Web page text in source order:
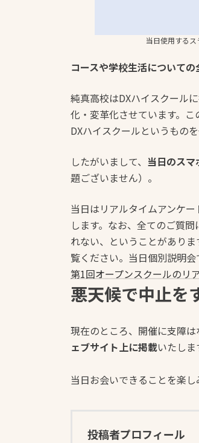
当日使用するス
コースや学校生活について
純真高校はDXハイスクール
化・変革化させています。こ
DXハイスクールというもの
したがいまして、 当日のス
題ございません）。
当日はリアルタイムアンケ
します。なお、全てのご質
れない、ということがあり
覧ください。当日個別説明会
第1回オープンスクールのリ
悪天候で中止を
現在のところ、開催に支障
ェブサイト上に掲載いたしま
当日お会いできることを楽し
投稿者プロフィール